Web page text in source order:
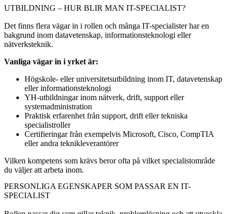
UTBILDNING – HUR BLIR MAN IT-SPECIALIST?
Det finns flera vägar in i rollen och många IT-specialister har en
bakgrund inom datavetenskap, informationsteknologi eller
nätverksteknik.
Vanliga vägar in i yrket är:
Högskole- eller universitetsutbildning inom IT, datavetenskap
eller informationsteknologi
YH-utbildningar inom nätverk, drift, support eller
systemadministration
Praktisk erfarenhet från support, drift eller tekniska
specialistroller
Certifieringar från exempelvis Microsoft, Cisco, CompTIA
eller andra teknikleverantörer
Vilken kompetens som krävs beror ofta på vilket specialistområde
du väljer att arbeta inom.
PERSONLIGA EGENSKAPER SOM PASSAR EN IT-
SPECIALIST